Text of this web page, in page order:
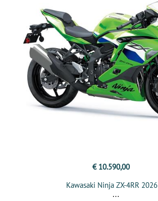
€ 10.590,00
Kawasaki Ninja ZX-4RR 2026